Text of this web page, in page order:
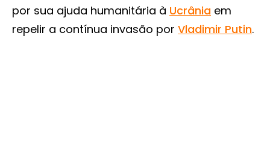
por sua ajuda humanitária à Ucrânia em
repelir a contínua invasão por Vladimir Putin.